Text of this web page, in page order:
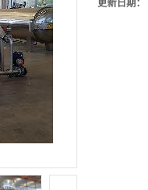
更新日期：